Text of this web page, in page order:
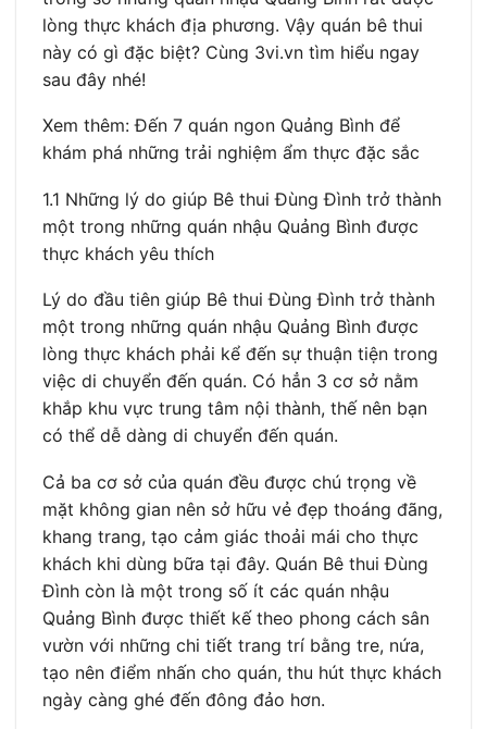
lòng thực khách địa phương. Vậy quán bê thui
này có gì đặc biệt? Cùng 3vi.vn tìm hiểu ngay
sau đây nhé!
Xem thêm: Đến 7 quán ngon Quảng Bình để
khám phá những trải nghiệm ẩm thực đặc sắc
1.1 Những lý do giúp Bê thui Đùng Đình trở thành
một trong những quán nhậu Quảng Bình được
thực khách yêu thích
Lý do đầu tiên giúp Bê thui Đùng Đình trở thành
một trong những quán nhậu Quảng Bình được
lòng thực khách phải kể đến sự thuận tiện trong
việc di chuyển đến quán. Có hẳn 3 cơ sở nằm
khắp khu vực trung tâm nội thành, thế nên bạn
có thể dễ dàng di chuyển đến quán.
Cả ba cơ sở của quán đều được chú trọng về
mặt không gian nên sở hữu vẻ đẹp thoáng đãng,
khang trang, tạo cảm giác thoải mái cho thực
khách khi dùng bữa tại đây. Quán Bê thui Đùng
Đình còn là một trong số ít các quán nhậu
Quảng Bình được thiết kế theo phong cách sân
vườn với những chi tiết trang trí bằng tre, nứa,
tạo nên điểm nhấn cho quán, thu hút thực khách
ngày càng ghé đến đông đảo hơn.